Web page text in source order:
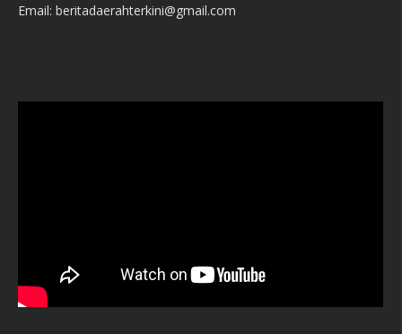
Email: beritadaerahterkini@gmail.com